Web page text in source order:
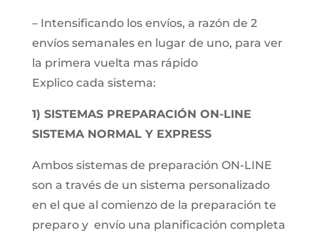
– Intensificando los envíos, a razón de 2
envíos semanales en lugar de uno, para ver
la primera vuelta mas rápido
Explico cada sistema:
1) SISTEMAS PREPARACIÓN ON-LINE
SISTEMA NORMAL Y EXPRESS
Ambos sistemas de preparación ON-LINE
son a través de un sistema personalizado
en el que al comienzo de la preparación te
preparo y envío una planificación completa